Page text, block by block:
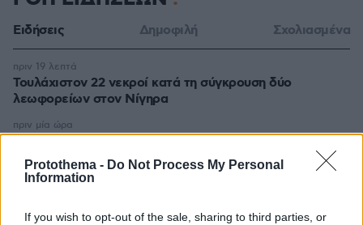
Protothema - Do Not Process My Personal
Information
If you wish to opt-out of the sale, sharing to third parties, or
Ειδήσεις Δημοφιλή Σχολιασμένα
Τουλάχιστον 22 νεκροί κατά τη σύγκρουση δύο
λεωφορείων στον Νίγηρα
πριν 19 λεπτά
μπατσαριά, και άλλες που λατρεύουμε
πριν μία ώρα
τέσσερις επιβαίνοντες
πριν μία ώρα